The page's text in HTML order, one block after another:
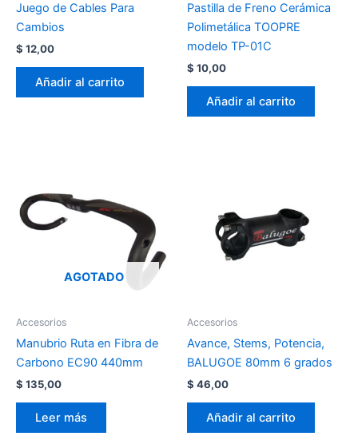
Juego de Cables Para
Cambios
$ 12,00
Añadir al carrito
Pastilla de Freno Cerámica
Polimetálica TOOPRE
modelo TP-01C
$ 10,00
Añadir al carrito
AGOTADO
Accesorios
Manubrio Ruta en Fibra de
Carbono EC90 440mm
$ 135,00
Leer más
Accesorios
Avance, Stems, Potencia,
BALUGOE 80mm 6 grados
$ 46,00
Añadir al carrito